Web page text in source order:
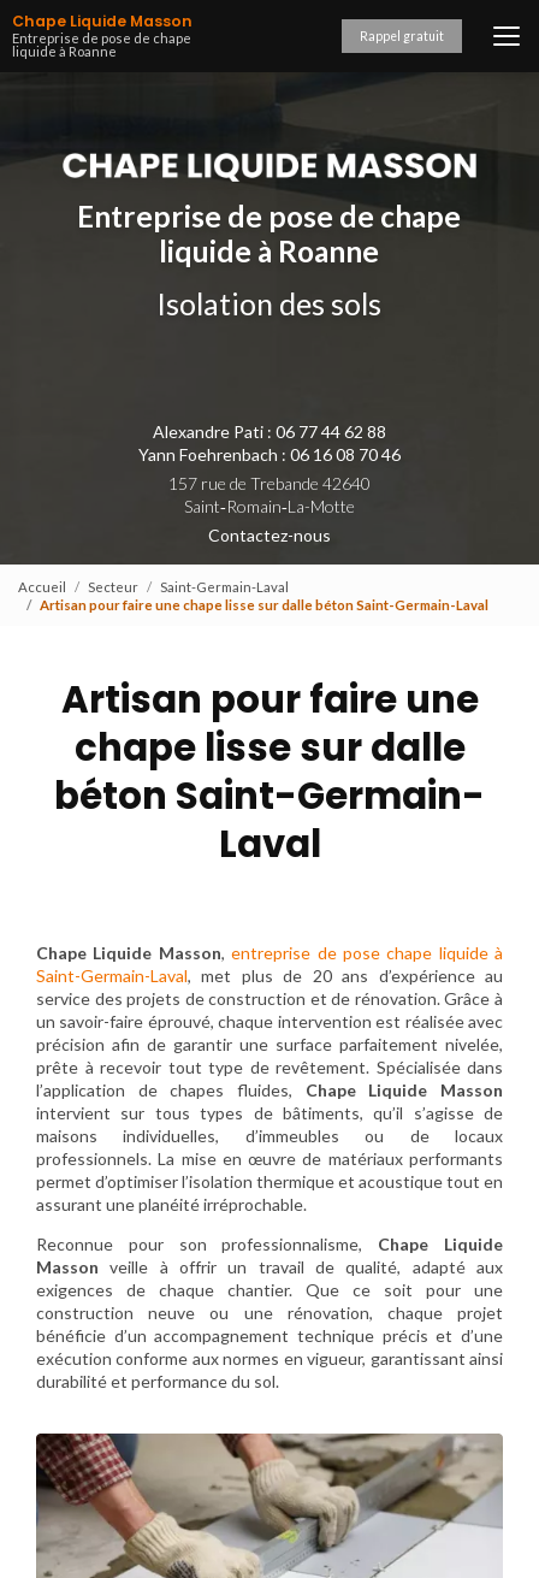
Aller
au
contenu
Chape Liquide Masson
Entreprise de pose de chape
liquide à Roanne
Rappel gratuit
Entreprise de pose de chape
liquide à Roanne
Isolation des sols
Alexandre Pati : 06 77 44 62 88
Yann Foehrenbach : 06 16 08 70 46
157 rue de Trebande 42640
Saint‑Romain‑La-Motte
Contactez-nous
Accueil Secteur
Saint-Germain-Laval
Artisan pour faire une chape lisse sur dalle béton Saint-Germain-Laval
Artisan pour faire une
chape lisse sur dalle
béton Saint-Germain-
Laval
Chape Liquide Masson,entreprise de pose chape liquide à
Saint-Germain-Laval, met plus de 20 ans d’expérience au
service des projets de construction et de rénovation. Grâce à
un savoir-faire éprouvé, chaque intervention est réalisée avec
précision afin de garantir une surface parfaitement nivelée,
prête à recevoir tout type de revêtement. Spécialisée dans
l’application de chapes fluides, Chape Liquide Masson
intervient sur tous types de bâtiments, qu’il s’agisse de
maisons individuelles, d’immeubles ou de locaux
professionnels. La mise en œuvre de matériaux performants
permet d’optimiser l’isolation thermique et acoustique tout en
assurant une planéité irréprochable.
Reconnue pour son professionnalisme, Chape Liquide
Masson veille à offrir un travail de qualité, adapté aux
exigences de chaque chantier. Que ce soit pour une
construction neuve ou une rénovation, chaque projet
bénéficie d’un accompagnement technique précis et d’une
exécution conforme aux normes en vigueur, garantissant ainsi
durabilité et performance du sol.